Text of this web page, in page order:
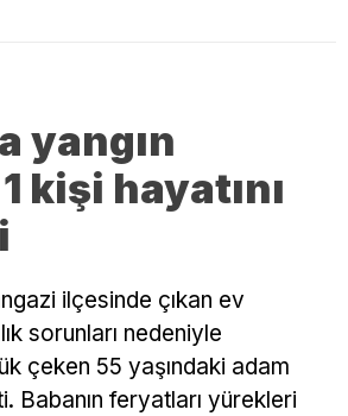
yangın
kişi hayatını
ilçesinde çıkan ev
sorunları nedeniyle
çeken 55 yaşındaki adam
Babanın feryatları yürekleri